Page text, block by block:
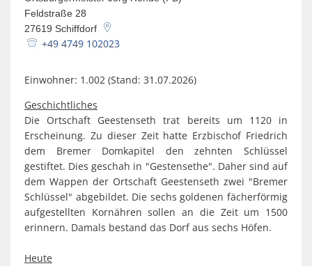
Meldeamt
Schulen
Wildschäden
Wochenmärkte
Wirtschaft
Feldstraße 28
27619 Schiffdorf
+49 4749 102023
Einwohner: 1.002 (Stand: 31.07.2026)
Geschichtliches
Die Ortschaft Geestenseth trat bereits um 1120 in
Erscheinung. Zu dieser Zeit hatte Erzbischof Friedrich
dem Bremer Domkapitel den zehnten Schlüssel
gestiftet. Dies geschah in "Gestensethe". Daher sind auf
dem Wappen der Ortschaft Geestenseth zwei "Bremer
Schlüssel" abgebildet. Die sechs goldenen fächerförmig
aufgestellten Kornähren sollen an die Zeit um 1500
erinnern. Damals bestand das Dorf aus sechs Höfen.
Heute